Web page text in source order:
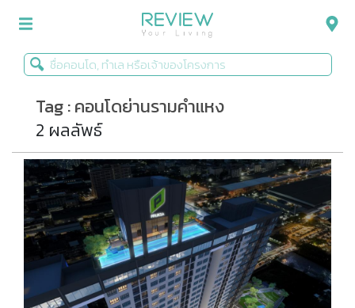
รีวิวคอนโด
รีวิวบ้าน
รีวิวทาวน์โฮม
Life+Style
Infographic
ข่าวโปรโมชั่น
Tag : คอนโดย่านรามคำแหง
2 ผลลัพธ์